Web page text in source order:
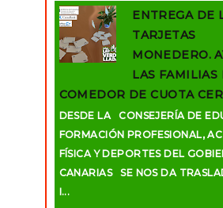
ENTREGA DE
TARJETAS
MONEDERO.
LAS FAMILIAS
COMEDOR DE CUOTA
DESDE LA CONSEJERÍA DE
FORMACIÓN PROFESIONAL,
FÍSICA Y DEPORTES DEL
CANARIAS SE NOS DA
I...